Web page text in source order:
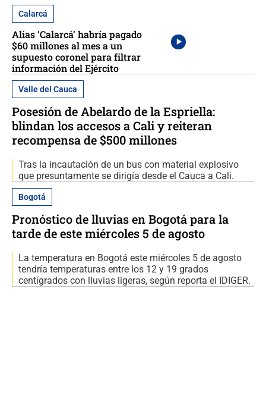
Calarcá
Alias ‘Calarcá’ habría pagado
$60 millones al mes a un
supuesto coronel para filtrar
información del Ejército
Valle del Cauca
Posesión de Abelardo de la Espriella:
blindan los accesos a Cali y reiteran
recompensa de $500 millones
Tras la incautación de un bus con material explosivo
que presuntamente se dirigía desde el Cauca a Cali.
Bogotá
Pronóstico de lluvias en Bogotá para la
tarde de este miércoles 5 de agosto
La temperatura en Bogotá este miércoles 5 de agosto
tendría temperaturas entre los 12 y 19 grados
centígrados con lluvias ligeras, según reporta el IDIGER.